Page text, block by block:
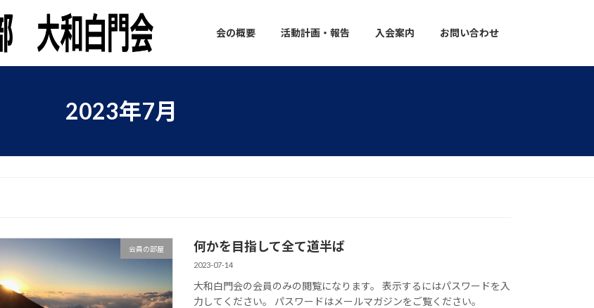
会の概要 活動計画・報告 入会案内 お問い合わせ
2023年7月
会員の部屋 何かを目指して全て道半ば
2023-07-14
大和白門会の会員のみの閲覧になります。 表示するにはパスワードを入
力してください。 パスワードはメールマガジンをご覧ください。